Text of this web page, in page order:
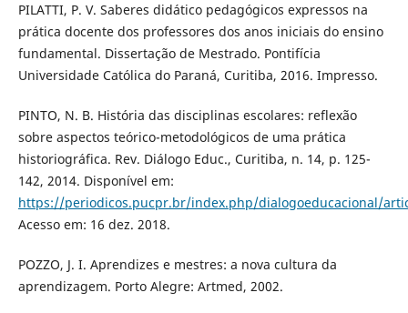
PILATTI, P. V. Saberes didático pedagógicos expressos na
prática docente dos professores dos anos iniciais do ensino
fundamental. Dissertação de Mestrado. Pontifícia
Universidade Católica do Paraná, Curitiba, 2016. Impresso.
PINTO, N. B. História das disciplinas escolares: reflexão
sobre aspectos teórico-metodológicos de uma prática
historiográfica. Rev. Diálogo Educ., Curitiba, n. 14, p. 125-
142, 2014. Disponível em:
https://periodicos.pucpr.br/index.php/dialogoeducacional/
Acesso em: 16 dez. 2018.
POZZO, J. I. Aprendizes e mestres: a nova cultura da
aprendizagem. Porto Alegre: Artmed, 2002.